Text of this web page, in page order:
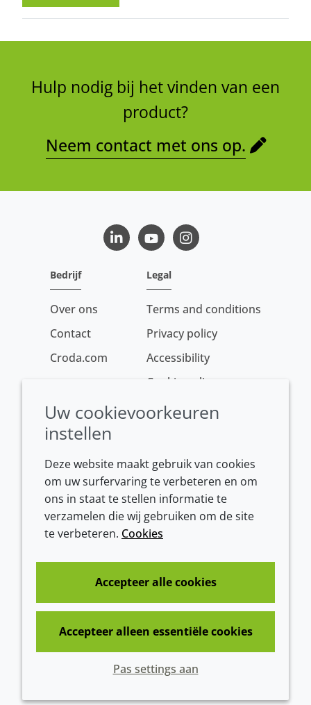
Hulp nodig bij het vinden van een
product?
Neem contact met ons op.
LinkedInYoutubeInstagram
Bedrijf
Over ons
Contact
Croda.com
Legal
Terms and conditions
Privacy policy
Accessibility
Cookie policy
Conditions of sale
1601 BL Enkhuizen
The Netherlands
© 2026 Croda International Plc
Uw cookievoorkeuren
instellen
Deze website maakt gebruik van cookies
om uw surfervaring te verbeteren en om
ons in staat te stellen informatie te
verzamelen die wij gebruiken om de site
te verbeteren. Cookies
Accepteer alle cookies
Accepteer alleen essentiële cookies
Pas settings aan